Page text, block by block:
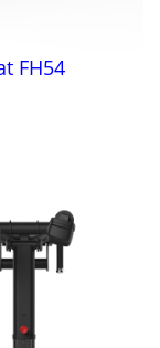
FH54
et Hack